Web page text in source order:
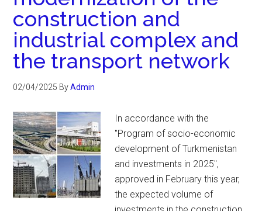
construction and
industrial complex and
the transport network
02/04/2025 ByAdmin
In accordance with the
"Program of socio-economic
development of Turkmenistan
and investments in 2025",
approved in February this year,
the expected volume of